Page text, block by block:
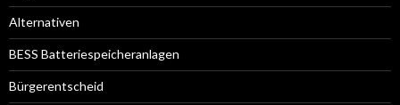
Alternativen
BESS Batteriespeicheranlagen
Bürgerentscheid